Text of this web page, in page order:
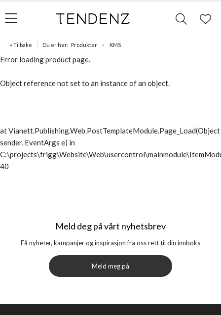
« Tilbake Du er her: Produkter KMS
Error loading product page.
Object reference not set to an instance of an object.
at Vianett.Publishing.Web.PostTemplateModule.Page_Load(Object
sender, EventArgs e) in
40
Meld deg på vårt nyhetsbrev
Få nyheter, kampanjer og inspirasjon fra oss rett til din innboks
Meld meg på